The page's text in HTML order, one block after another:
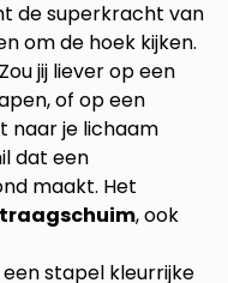
de superkracht van
om de hoek kijken.
jij liever op een
of op een
naar je lichaam
dat een
maakt. Het
traagschuim, ook